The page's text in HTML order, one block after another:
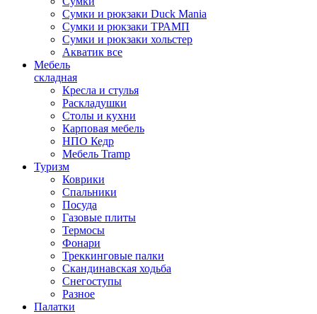
Сумки и рюкзаки Duck Mania
Сумки и рюкзаки ТРАМП
Сумки и рюкзаки хольстер
Акватик все
Мебель
складная
Кресла и стулья
Раскладушки
Столы и кухни
Карповая мебель
НПО Кедр
Мебель Tramp
Туризм
Коврики
Спальники
Посуда
Газовые плиты
Термосы
Фонари
Треккинговые палки
Скандинавская ходьба
Снегоступы
Разное
Палатки